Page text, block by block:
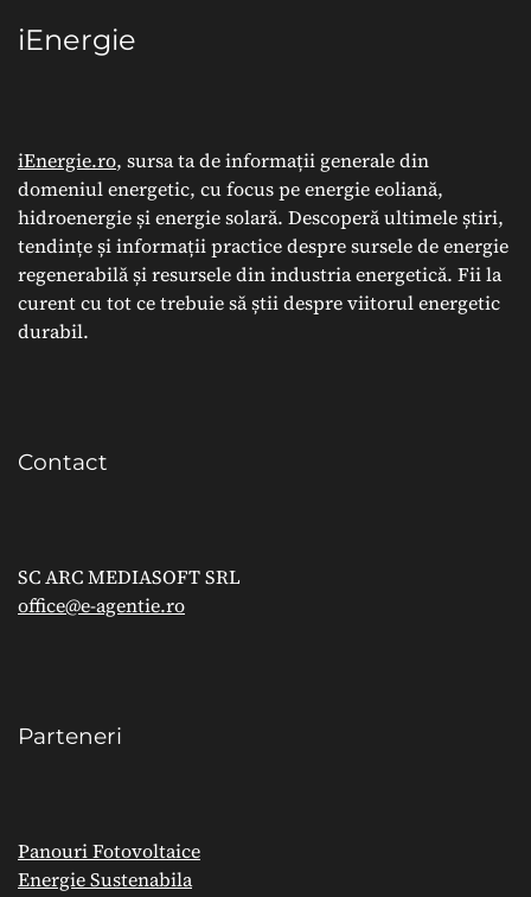
iEnergie
iEnergie.ro, sursa ta de informații generale din
domeniul energetic, cu focus pe energie eoliană,
hidroenergie și energie solară. Descoperă ultimele știri,
tendințe și informații practice despre sursele de energie
regenerabilă și resursele din industria energetică. Fii la
curent cu tot ce trebuie să știi despre viitorul energetic
durabil.
Contact
SC ARC MEDIASOFT SRL
office@e-agentie.ro
Parteneri
Panouri Fotovoltaice
Energie Sustenabila